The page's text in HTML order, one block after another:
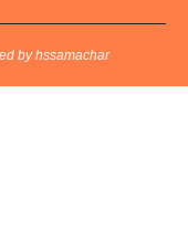
by hssamachar